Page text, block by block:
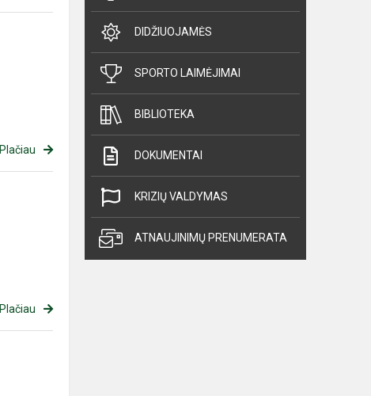
Plačiau
Plačiau
DIDŽIUOJAMĖS
SPORTO LAIMĖJIMAI
BIBLIOTEKA
DOKUMENTAI
KRIZIŲ VALDYMAS
ATNAUJINIMŲ PRENUMERATA